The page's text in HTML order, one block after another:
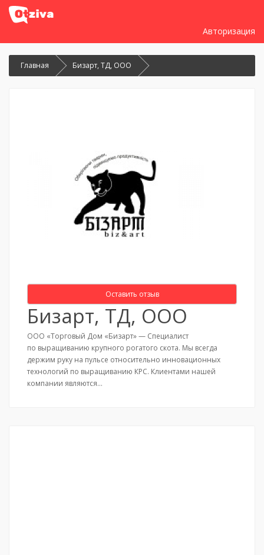
Авторизация
Главная Бизарт, ТД, ООО
Оставить отзыв
Бизарт, ТД, ООО
ООО «Торговый Дом «Бизарт» — Специалист
по выращиванию крупного рогатого скота. Мы всегда
держим руку на пульсе относительно инновационных
технологий по выращиванию КРС. Клиентами нашей
компании являются…